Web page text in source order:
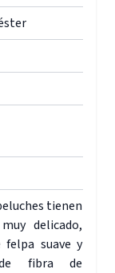
tienen
delicado,
felpa suave y
fibra de